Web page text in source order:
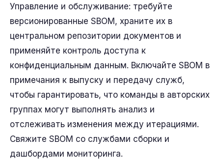
Управление и обслуживание: требуйте
версионированные SBOM, храните их в
центральном репозитории документов и
применяйте контроль доступа к
конфиденциальным данным. Включайте SBOM в
примечания к выпуску и передачу служб,
чтобы гарантировать, что команды в авторских
группах могут выполнять анализ и
отслеживать изменения между итерациями.
Свяжите SBOM со службами сборки и
дашбордами мониторинга.